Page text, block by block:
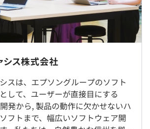
的トイレが設置されています
ス本社の周辺は、豊かな自然に囲まれ
年12月に改装。快適な環境で働く
提示額を保証するものではありません）
制あり〉
時間45分
よる短縮勤務制度あり
シス株式会社
スは、エプソングループのソフト
して、ユーザーが直接目にする
発から, 製品の動作に欠かせないハ
フトまで、幅広いソフトウェア開